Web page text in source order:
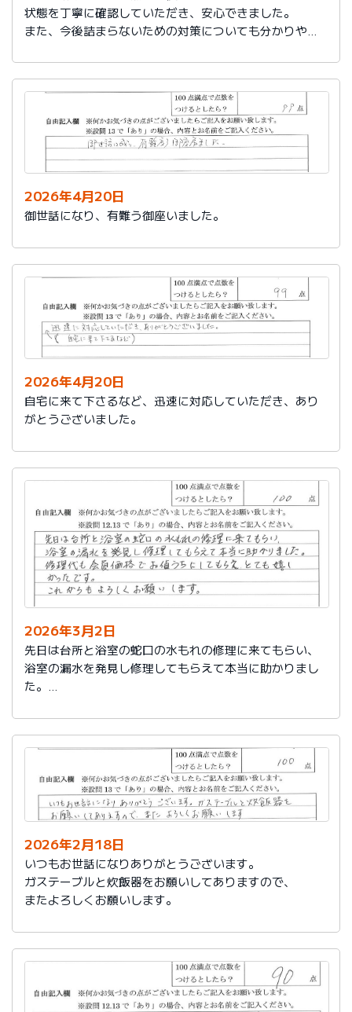
状態を丁寧に確認していただき、安心できました。
また、今後詰まらないための対策についても分かりやす
ありがとうございました。
2026年4月20日
御世話になり、有難う御座いました。
2026年4月20日
自宅に来て下さるなど、迅速に対応していただき、あり
がとうございました。
2026年3月2日
先日は台所と浴室の蛇口の水もれの修理に来てもらい、
浴室の漏水を発見し修理してもらえて本当に助かりまし
た。
かったです。
これからもよろしくお願いします。
2026年2月18日
いつもお世話になりありがとうございます。
ガステーブルと炊飯器をお願いしてありますので、
またよろしくお願いします。